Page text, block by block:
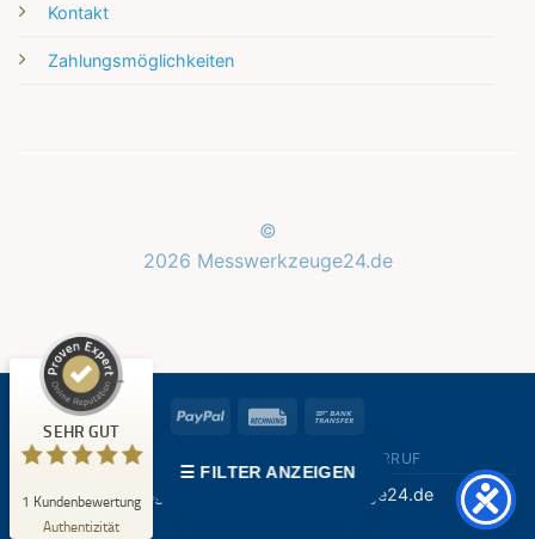
Kontakt
Zahlungsmöglichkeiten
©
2026 Messwerkzeuge24.de
PayPal Rechung
GESCHÄFTSKUNDEN LOGIN WIDERRUF
Copyright 2026 © Messwerkzeuge24.de
☰ FILTER ANZEIGEN
SEHR GUT
1 Kundenbewertung
Authentizität
5,00
/
5,00
Bewertung auf ProvenExpert.com
Profil ansehen